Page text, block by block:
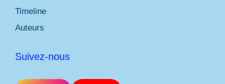
Timeline
Auteurs
Suivez-nous